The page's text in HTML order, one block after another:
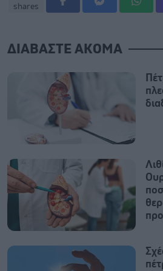
shares
ΔΙΑΒΑΣΤΕ ΑΚΟΜΑ